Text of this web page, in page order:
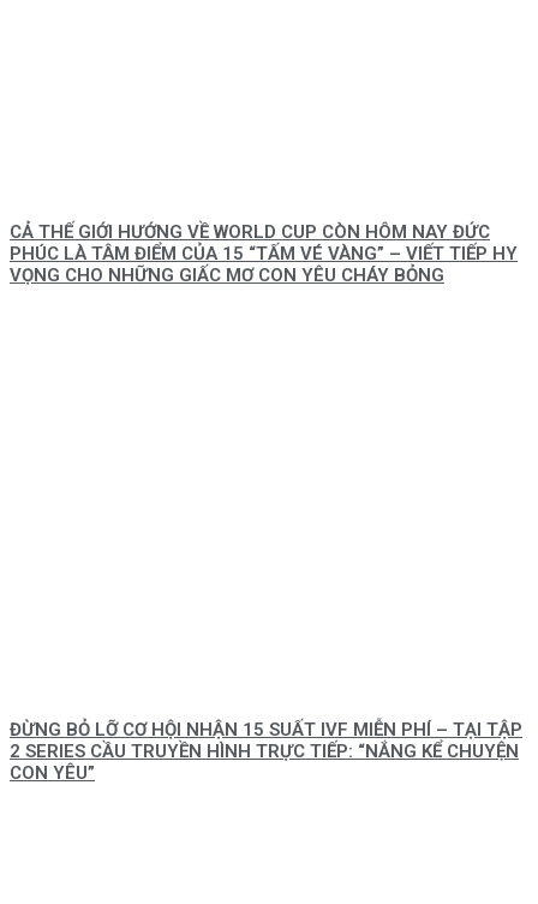
CẢ THẾ GIỚI HƯỚNG VỀ WORLD CUP CÒN HÔM NAY ĐỨC
PHÚC LÀ TÂM ĐIỂM CỦA 15 “TẤM VÉ VÀNG” – VIẾT TIẾP HY
VỌNG CHO NHỮNG GIẤC MƠ CON YÊU CHÁY BỎNG
ĐỪNG BỎ LỠ CƠ HỘI NHẬN 15 SUẤT IVF MIỄN PHÍ – TẠI TẬP
2 SERIES CẦU TRUYỀN HÌNH TRỰC TIẾP: “NẮNG KỂ CHUYỆN
CON YÊU”